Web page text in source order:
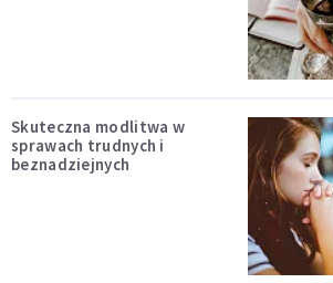
Skuteczna modlitwa w
sprawach trudnych i
beznadziejnych